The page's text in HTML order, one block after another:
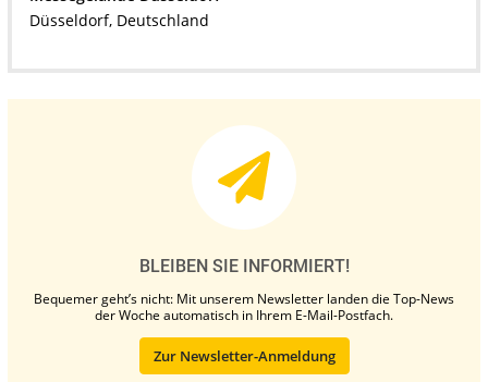
Düsseldorf, Deutschland
BLEIBEN SIE INFORMIERT!
Bequemer geht’s nicht: Mit unserem Newsletter landen die Top-News
der Woche automatisch in Ihrem E-Mail-Postfach.
Zur Newsletter-Anmeldung